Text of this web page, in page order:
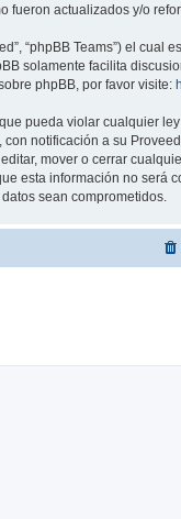
fueron actualizados y/o
“phpBB Teams”) el cual
solamente facilita
phpBB, por favor visite:
pueda violar cualquier ley
notificación a su
mover o cerrar
esta información no será
sean comprometidos.